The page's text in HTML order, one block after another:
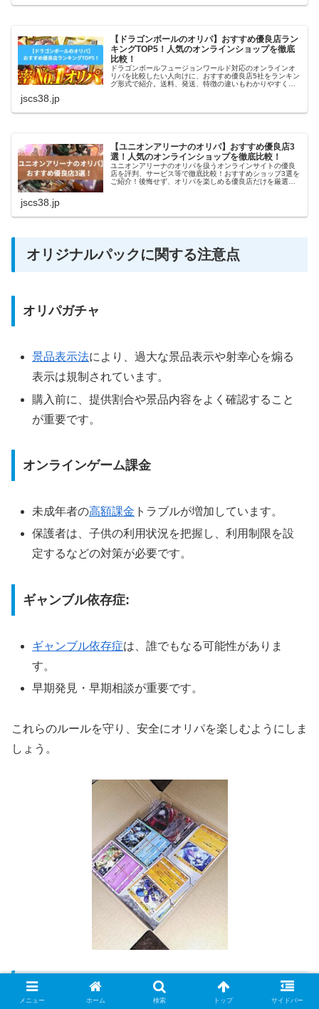
【ドラゴンボールのオリパ】おすすめ優良店ラン
キングTOP5！人気のオンラインショップを徹底
比較！
ドラゴンボールフュージョンワールド対応のオンラインオ
リパを比較したい人向けに、おすすめ優良店5社をランキン
グ形式で紹介。送料、発送、特徴の違いもわかりやすく整
jscs38.jp
【ユニオンアリーナのオリパ】おすすめ優良店3
選！人気のオンラインショップを徹底比較！
ユニオンアリーナのオリパを扱うオンラインサイトの優良
店を評判、サービス等で徹底比較！おすすめショップ3選を
ご紹介！後悔せず、オリパを楽しめる優良店だけを厳選し
jscs38.jp
オリジナルパックに関する注意点
オリパガチャ
景品表示法により、過大な景品表示や射幸心を煽る
表示は規制されています。
購入前に、提供割合や景品内容をよく確認すること
が重要です。
オンラインゲーム課金
未成年者の高額課金 トラブルが増加しています。
保護者は、子供の利用状況を把握し、利用制限を設
定するなどの対策が必要です。
ギャンブル依存症:
ギャンブル依存症は、誰でもなる可能性がありま
す。
早期発見・早期相談が重要です。
これらのルールを守り、安全にオリパを楽しむようにしま
しょう。
カード別おすすめ買取店紹介
メニュー ホーム 検索 トップ サイドバー